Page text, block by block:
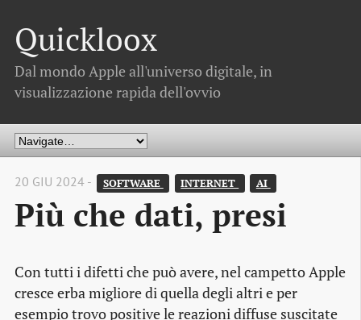
Quickloox
Dal mondo Apple all'universo digitale, in
visualizzazione rapida dell'ovvio
20 GIU 2024 - SOFTWARE INTERNET AI
Più che dati, presi
Con tutti i difetti che può avere, nel campetto Apple
cresce erba migliore di quella degli altri e per
esempio trovo positive le reazioni diffuse suscitate